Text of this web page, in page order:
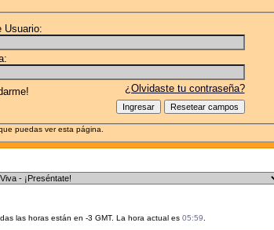
Usuario:
¿Olvidaste tu contraseña?
puedas ver esta página.
las horas están en -3 GMT. La hora actual es 05:59